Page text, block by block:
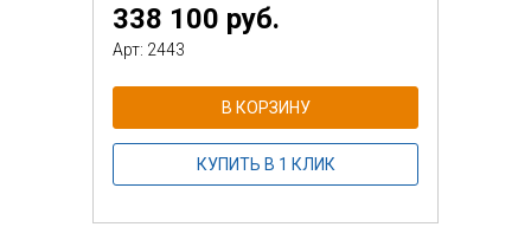
338 100 руб.
Арт: 2443
В КОРЗИНУ
КУПИТЬ В 1 КЛИК